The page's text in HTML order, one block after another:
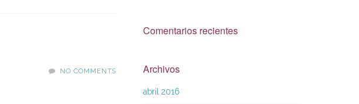
NO COMMENTS
Comentarios recientes
Archivos
abril 2016